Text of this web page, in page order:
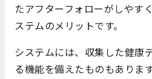
たアフターフォローがしやす
ステムのメリットです。
システムには、収集した健康
る機能を備えたものもありま